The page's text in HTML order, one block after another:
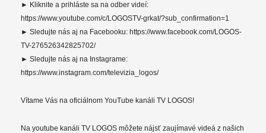
► Kliknite a prihláste sa na odber videí:
https://www.youtube.com/c/LOGOSTV-grkat/?sub_confirmation=1
► Sledujte nás aj na Facebooku: https://www.facebook.com/LOGOS-
TV-276526342825702/
► Sledujte nás aj na Instagrame:
https://www.instagram.com/televizia_logos/
Vítame Vás na oficiálnom YouTube kanáli TV LOGOS!
Na youtube kanáli TV LOGOS môžete nájsť zaujímavé videá z našich